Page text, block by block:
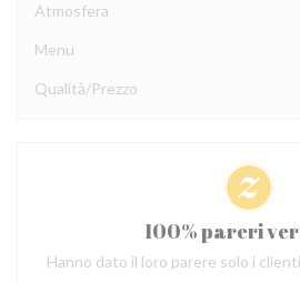
Atmosfera
Menu
Qualità/Prezzo
100% pareri
Hanno dato il loro parere solo i